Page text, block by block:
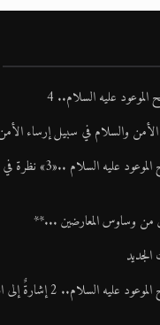
عليه السلام.. 4
والسلام في سبيل إرساء
رأيٌ في لغة المسيح
من وساوس المعارضين ...**
رأي في لغة المسيح